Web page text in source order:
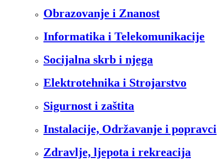
Obrazovanje i Znanost
Informatika i Telekomunikacije
Socijalna skrb i njega
Elektrotehnika i Strojarstvo
Sigurnost i zaštita
Instalacije, Održavanje i popravci
Zdravlje, ljepota i rekreacija